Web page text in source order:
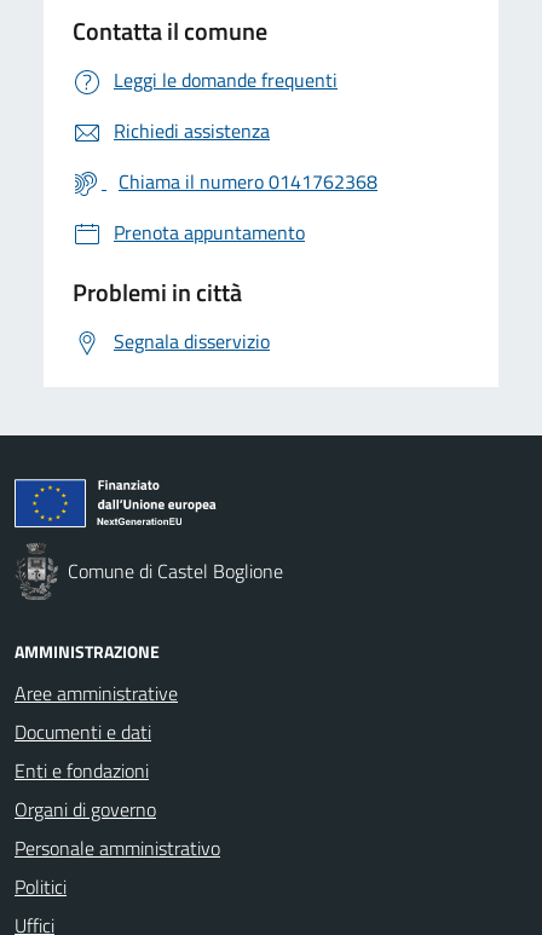
Contatta il comune
Leggi le domande frequenti
Richiedi assistenza
Chiama il numero 0141762368
Prenota appuntamento
Problemi in città
Segnala disservizio
Comune di Castel Boglione
AMMINISTRAZIONE
Aree amministrative
Documenti e dati
Enti e fondazioni
Organi di governo
Personale amministrativo
Politici
Uffici